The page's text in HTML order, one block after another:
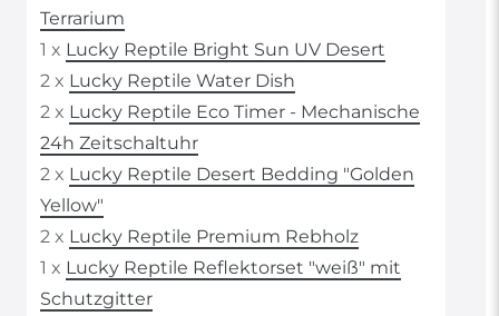
Terrarium
1 x Lucky Reptile Bright Sun UV Desert
2 x Lucky Reptile Water Dish
2 x Lucky Reptile Eco Timer - Mechanische
24h Zeitschaltuhr
2 x Lucky Reptile Desert Bedding "Golden
Yellow"
2 x Lucky Reptile Premium Rebholz
1 x Lucky Reptile Reflektorset "weiß" mit
Schutzgitter